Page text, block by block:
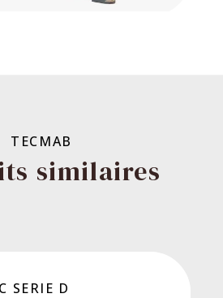
TECMAB
similaires
SERIE D